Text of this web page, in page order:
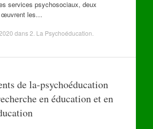
services psychosociaux, deux
œuvrent les…
dans2. La Psychoéducation
de la-psychoéducation
en éducation et en